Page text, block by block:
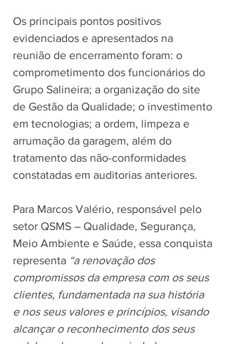
Os principais pontos positivos
evidenciados e apresentados na
reunião de encerramento foram: o
comprometimento dos funcionários do
Grupo Salineira; a organização do site
de Gestão da Qualidade; o investimento
em tecnologias; a ordem, limpeza e
arrumação da garagem, além do
tratamento das não-conformidades
constatadas em auditorias anteriores.
Para Marcos Valério, responsável pelo
setor QSMS – Qualidade, Segurança,
Meio Ambiente e Saúde, essa conquista
representa “a renovação dos
compromissos da empresa com os seus
clientes, fundamentada na sua história
e nos seus valores e princípios, visando
alcançar o reconhecimento dos seus